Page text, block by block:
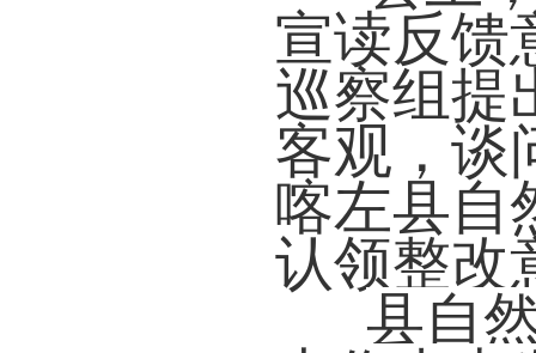
宣读反馈
巡察组提
客观，谈
喀左县自
认领整改
县自